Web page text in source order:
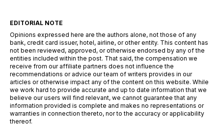
EDITORIAL NOTE
Opinions expressed here are the authors alone, not those of any
bank, credit card issuer, hotel, airline, or other entity. This content has
not been reviewed, approved, or otherwise endorsed by any of the
entities included within the post. That said, the compensation we
receive from our affiliate partners does not influence the
recommendations or advice our team of writers provides in our
articles or otherwise impact any of the content on this website. While
we work hard to provide accurate and up to date information that we
believe our users will find relevant, we cannot guarantee that any
information provided is complete and makes no representations or
warranties in connection thereto, nor to the accuracy or applicability
thereof.